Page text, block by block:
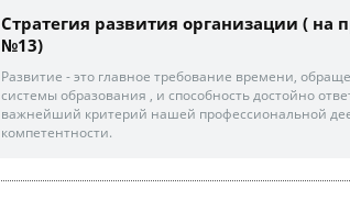
Стратегия развития организации (
№13)
Развитие - это главное требование времени,
системы образования , и способность достойно
важнейший критерий нашей профессиональной
компетентности.